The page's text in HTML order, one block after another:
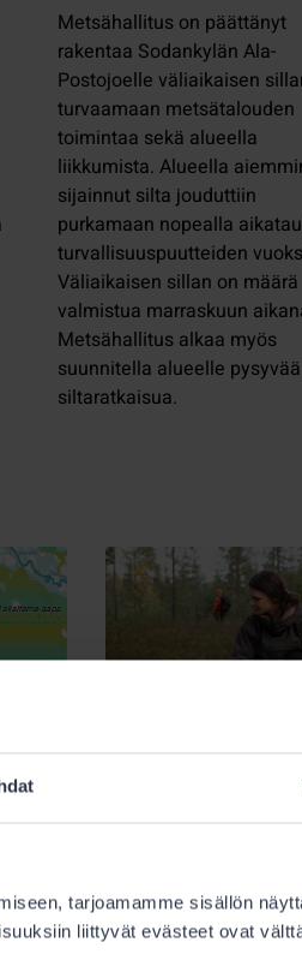
tarjoamamme sisällön
liittyvät evästeet ovat
Metsähallitus on päättänyt
rakentaa Sodankylän Ala-
Postojoelle väliaikaisen
turvaamaan metsätalouden
toimintaa sekä alueella
liikkumista. Alueella
sijainnut silta jouduttiin
purkamaan nopealla
turvallisuuspuutteiden
Väliaikaisen sillan on määrä
valmistua marraskuun
Metsähallitus alkaa myös
suunnitella alueelle pysyvää
siltaratkaisua.
26.9.2025
Miten valtion maa- ja